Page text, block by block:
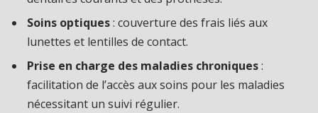
Soins optiques: couverture des frais liés aux
lunettes et lentilles de contact.
Prise en charge des maladies chroniques:
facilitation de l’accès aux soins pour les maladies
nécessitant un suivi régulier.